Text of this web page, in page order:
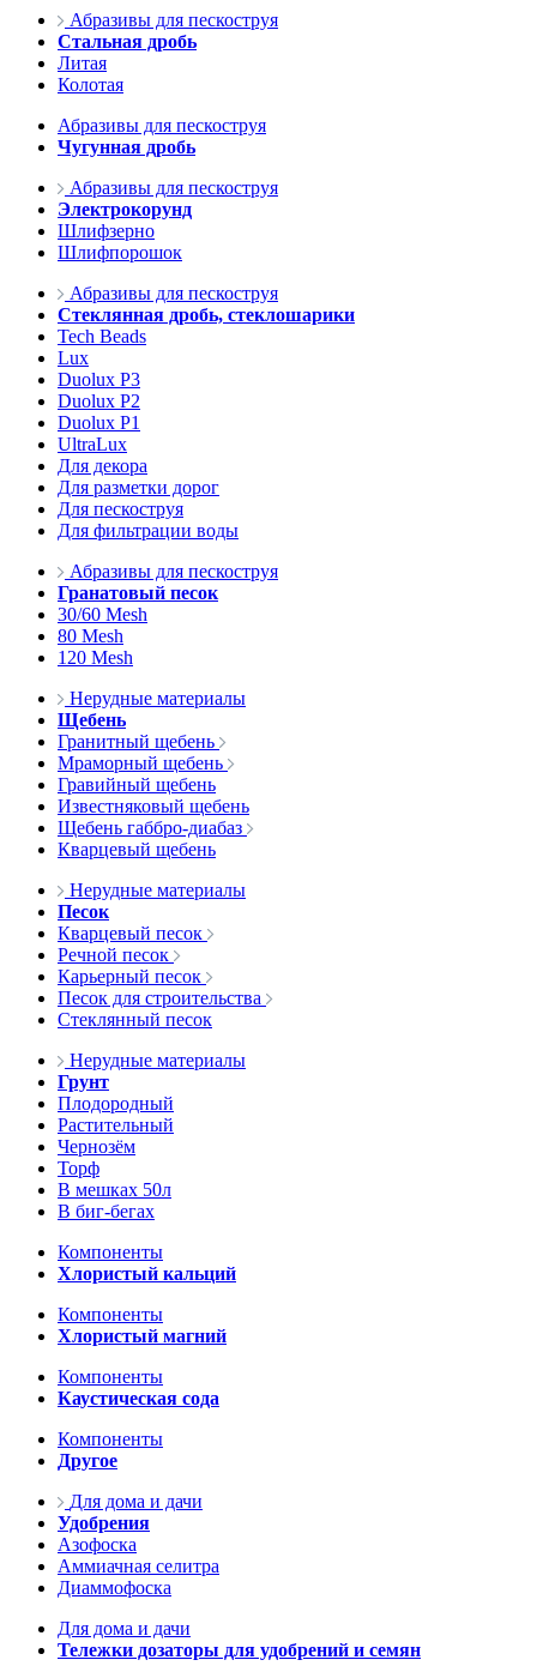
Абразивы для пескоструя
Стальная дробь
Литая
Колотая
Абразивы для пескоструя
Чугунная дробь
Абразивы для пескоструя
Электрокорунд
Шлифзерно
Шлифпорошок
Абразивы для пескоструя
Стеклянная дробь, стеклошарики
Tech Beads
Lux
Duolux P3
Duolux P2
Duolux P1
UltraLux
Для декора
Для разметки дорог
Для пескоструя
Для фильтрации воды
Абразивы для пескоструя
Гранатовый песок
30/60 Mesh
80 Mesh
120 Mesh
Нерудные материалы
Щебень
Гранитный щебень
Мраморный щебень
Гравийный щебень
Известняковый щебень
Щебень габбро-диабаз
Кварцевый щебень
Нерудные материалы
Песок
Кварцевый песок
Речной песок
Карьерный песок
Песок для строительства
Стеклянный песок
Нерудные материалы
Грунт
Плодородный
Растительный
Чернозём
Торф
В мешках 50л
В биг-бегах
Компоненты
Хлористый кальций
Компоненты
Хлористый магний
Компоненты
Каустическая сода
Компоненты
Другое
Для дома и дачи
Удобрения
Азофоска
Аммиачная селитра
Диаммофоска
Для дома и дачи
Тележки дозаторы для удобрений и семян